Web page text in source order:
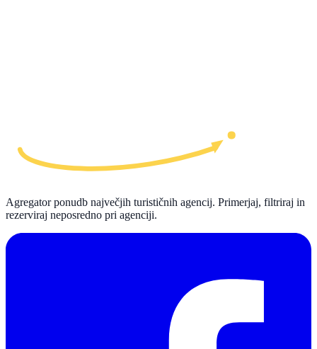
Agregator ponudb največjih turističnih agencij. Primerjaj, filtriraj in
rezerviraj neposredno pri agenciji.